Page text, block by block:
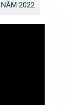
NĂM 2022